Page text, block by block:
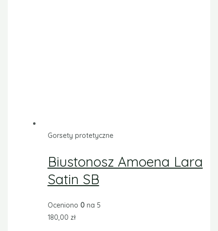
Gorsety protetyczne
Biustonosz Amoena Lara
Satin SB
Oceniono 0na 5
180,00 zł